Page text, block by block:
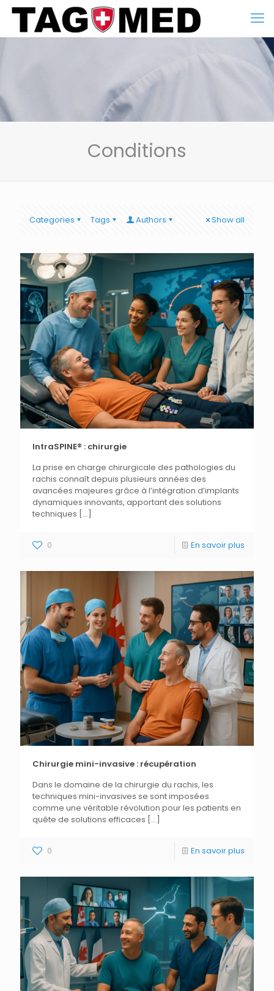
Conditions
Categories Tags Authors Show all
IntraSPINE® : chirurgie
La prise en charge chirurgicale des pathologies du
rachis connaît depuis plusieurs années des
avancées majeures grâce à l’intégration d’implants
dynamiques innovants, apportant des solutions
techniques […]
0 En savoir plus
Chirurgie mini-invasive : récupération
Dans le domaine de la chirurgie du rachis, les
techniques mini-invasives se sont imposées
comme une véritable révolution pour les patients en
quête de solutions efficaces […]
0 En savoir plus